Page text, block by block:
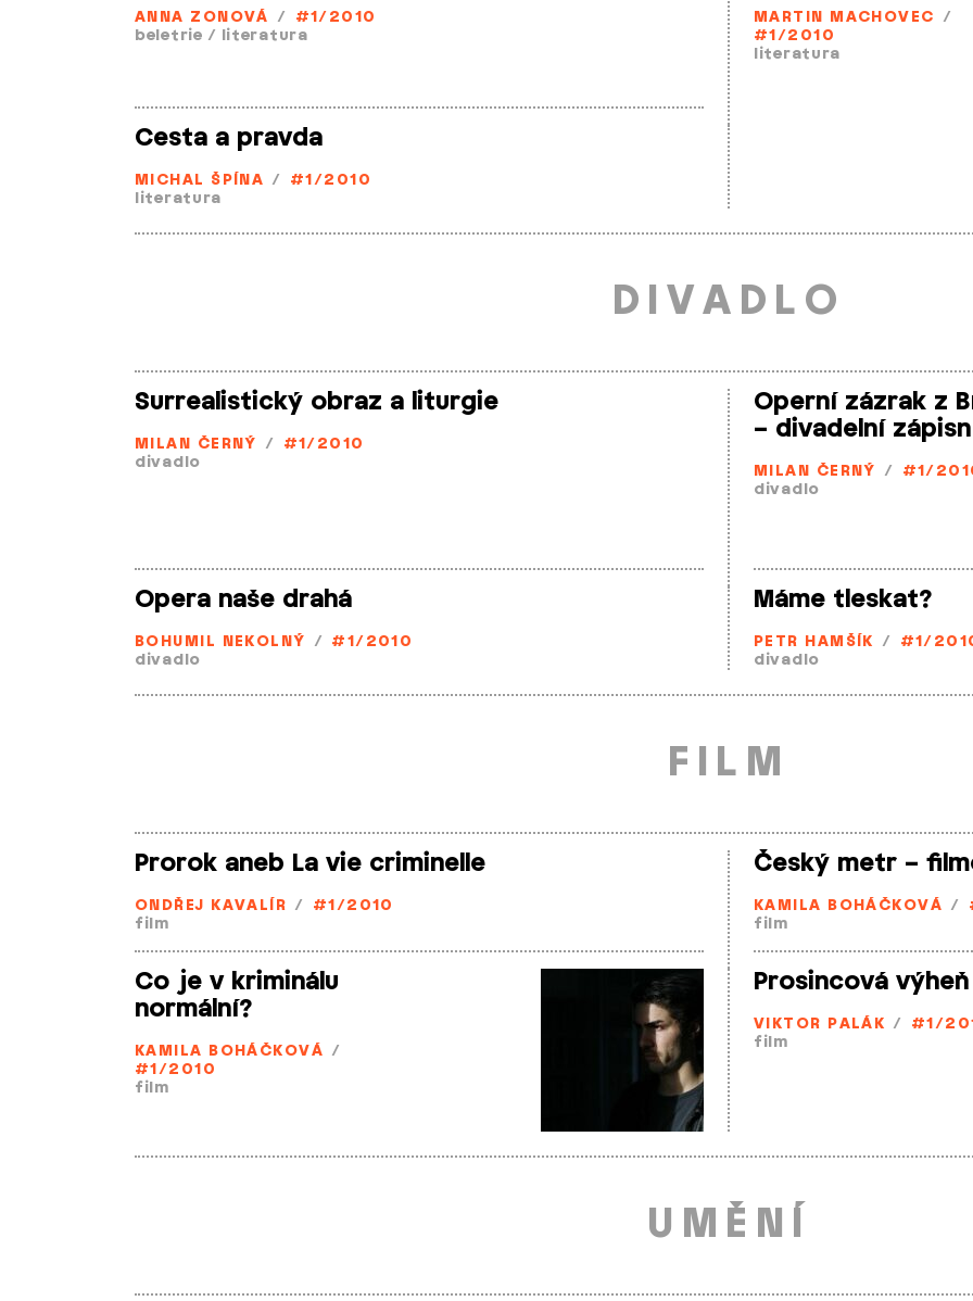
ANNA ZONOVÁ /
#1/2010
beletrie / literatura
MARTIN MACHOVEC /
#1/2010
literatura
Cesta a pravda
MICHAL ŠPÍNA /
#1/2010
literatura
DIVADLO
Surrealistický obraz a liturgie
MILAN ČERNÝ /
#1/2010
divadlo
Operní zázrak z
– divadelní
MILAN ČERNÝ /
#1/
divadlo
Opera naše drahá
BOHUMIL NEKOLNÝ / #1/2010
divadlo
Máme tleskat?
PETR HAMŠÍK /
#1/
divadlo
FILM
Prorok aneb La vie criminelle
ONDŘEJ KAVALÍR /
#1/2010
film
Český metr –
KAMILA BOHÁČKOVÁ /
film
Co je v kriminálu
normální?
KAMILA BOHÁČKOVÁ /
#1/2010
film
Prosincová výheň
VIKTOR PALÁK /
#1/
film
UMĚNÍ